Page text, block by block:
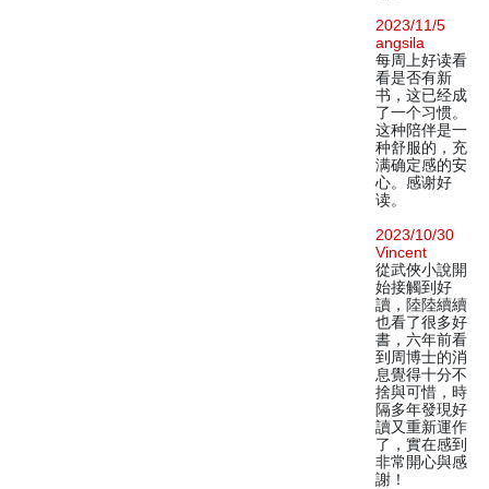
2023/11/5
angsila
每周上好读看
看是否有新
书，这已经成
了一个习惯。
这种陪伴是一
种舒服的，充
满确定感的安
心。感谢好
读。
2023/10/30
Vincent
從武俠小說開
始接觸到好
讀，陸陸續續
也看了很多好
書，六年前看
到周博士的消
息覺得十分不
捨與可惜，時
隔多年發現好
讀又重新運作
了，實在感到
非常開心與感
謝！